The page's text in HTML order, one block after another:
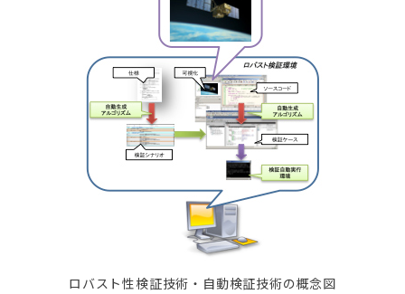
ロバスト性検証技術・自動検証技術の概念図